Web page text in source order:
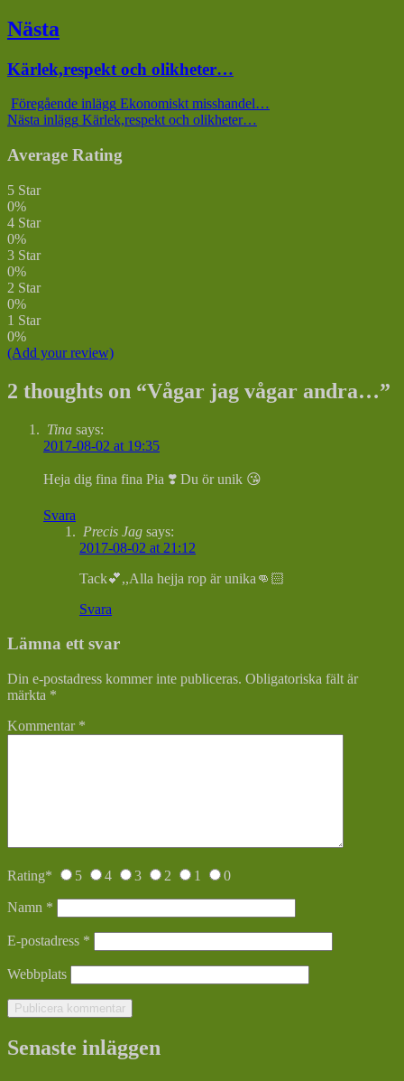
Nästa
Nästa
Kärlek,respekt och olikheter…
Föregående inlägg Ekonomiskt misshandel…
Nästa inlägg Kärlek,respekt och olikheter…
Average Rating
5 Star
0%
4 Star
0%
3 Star
0%
2 Star
0%
1 Star
0%
(Add your review)
2 thoughts on “Vågar jag vågar andra…”
Tina says:
2017-08-02 at 19:35
Heja dig fina fina Pia ❣️ Du ör unik 😘
Svara
Precis Jag says:
2017-08-02 at 21:12
Tack💕,,Alla hejja rop är unika👊🏻
Svara
Lämna ett svar
Din e-postadress kommer inte publiceras. Obligatoriska fält är
märkta *
Kommentar *
Rating* 5 4 3 2 1 0
Namn *
E-postadress *
Webbplats
Senaste inläggen